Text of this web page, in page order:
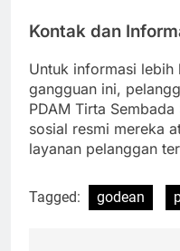
Kontak dan
Untuk informasi lebih
gangguan ini,
PDAM Tirta
sosial resmi mereka
layanan pelanggan
Tagged: godean